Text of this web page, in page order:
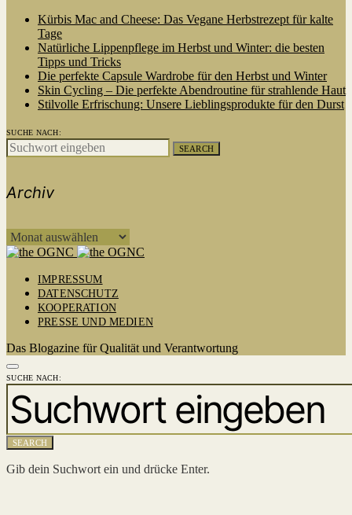
Kürbis Mac and Cheese: Das Vegane Herbstrezept für kalte
Tage
Natürliche Lippenpflege im Herbst und Winter: die besten
Tipps und Tricks
Die perfekte Capsule Wardrobe für den Herbst und Winter
Skin Cycling – Die perfekte Abendroutine für strahlende Haut
Stilvolle Erfrischung: Unsere Lieblingsprodukte für den Durst
SUCHE NACH:
SEARCH
Archiv
ARCHIV
IMPRESSUM
DATENSCHUTZ
KOOPERATION
PRESSE UND MEDIEN
Das Blogazine für Qualität und Verantwortung
SUCHE NACH:
SEARCH
Gib dein Suchwort ein und drücke Enter.